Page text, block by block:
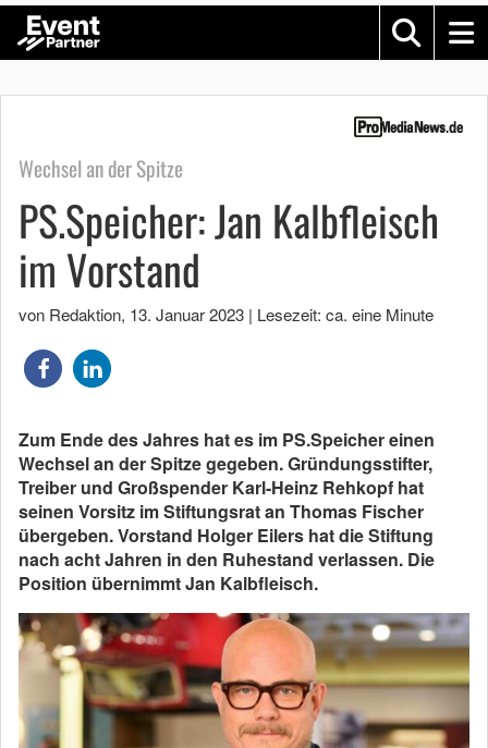
Wechsel an der Spitze
PS.Speicher: Jan Kalbfleisch
im Vorstand
von Redaktion, 13. Januar 2023 | Lesezeit: ca. eine Minute
Zum Ende des Jahres hat es im PS.Speicher einen
Wechsel an der Spitze gegeben. Gründungsstifter,
Treiber und Großspender Karl-Heinz Rehkopf hat
seinen Vorsitz im Stiftungsrat an Thomas Fischer
übergeben. Vorstand Holger Eilers hat die Stiftung
nach acht Jahren in den Ruhestand verlassen. Die
Position übernimmt Jan Kalbfleisch.